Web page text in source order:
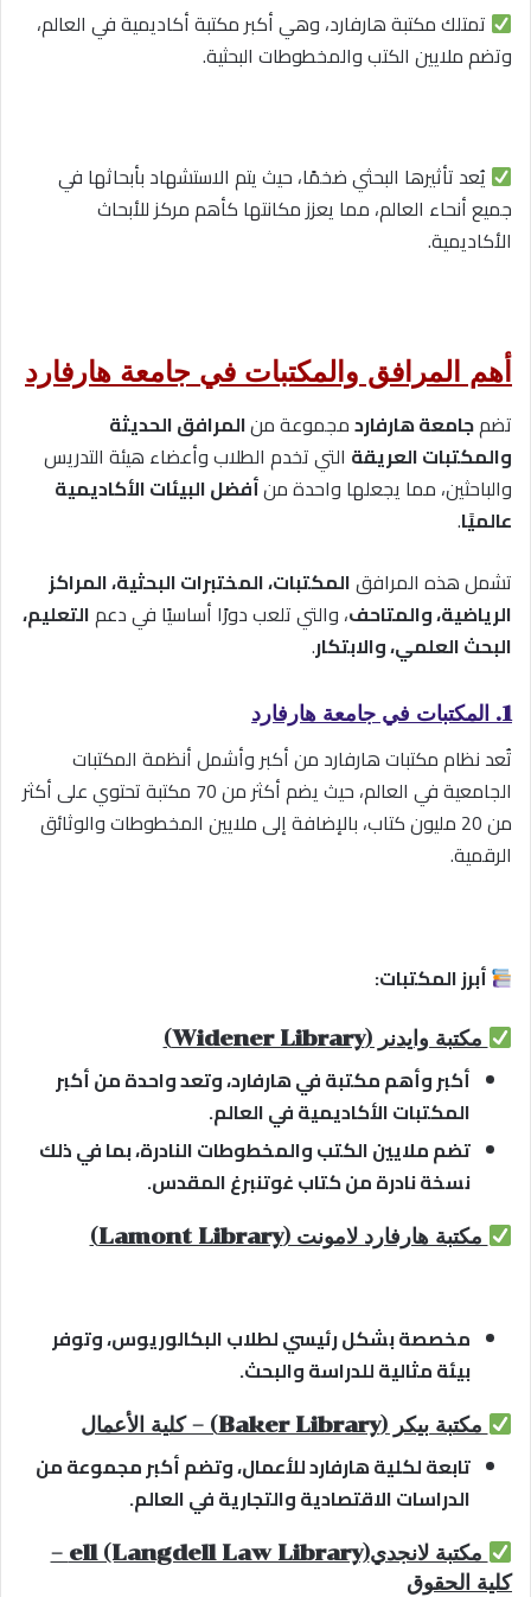
تمتلك مكتبة هارفارد، وهي أكبر مكتبة أكاديمية في العالم،
وتضم ملايين الكتب والمخطوطات البحثية.
يُعد تأثيرها البحثي ضخمًا، حيث يتم الاستشهاد بأبحاثها في
جميع أنحاء العالم، مما يعزز مكانتها كأهم مركز للأبحاث
الأكاديمية.
أهم المرافق والمكتبات في جامعة هارفارد
تضمجامعة هارفاردمجموعة منالمرافق الحديثة
والمكتبات العريقة التي تخدم الطلاب وأعضاء هيئة التدريس
والباحثين، مما يجعلها واحدة منأفضل البيئات الأكاديمية
عالميًا.
تشمل هذه المرافقالمكتبات، المختبرات البحثية، المراكز
الرياضية، والمتاحف، والتي تلعب دورًا أساسيًا في دعمالتعليم،
البحث العلمي، والابتكار.
1. المكتبات في جامعة هارفارد
تُعد نظام مكتبات هارفارد من أكبر وأشمل أنظمة المكتبات
الجامعية في العالم، حيث يضم أكثر من 70 مكتبة تحتوي على أكثر
من 20 مليون كتاب، بالإضافة إلى ملايين المخطوطات والوثائق
الرقمية.
أبرز المكتبات:
مكتبة وايدنر (Widener Library)
أكبر وأهم مكتبة في هارفارد، وتعد واحدة من أكبر
المكتبات الأكاديمية في العالم.
تضم ملايين الكتب والمخطوطات النادرة، بما في ذلك
نسخة نادرة من كتاب غوتنبرغ المقدس.
مكتبة هارفارد لامونت (Lamont Library)
مخصصة بشكل رئيسي لطلاب البكالوريوس، وتوفر
بيئة مثالية للدراسة والبحث.
مكتبة بيكر (Baker Library) – كلية الأعمال
تابعة لكلية هارفارد للأعمال، وتضم أكبر مجموعة من
الدراسات الاقتصادية والتجارية في العالم.
مكتبة لانجديell (Langdell Law Library) –
كلية الحقوق